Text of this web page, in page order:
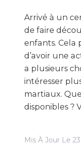
Arrivé à un
de faire
enfants. Cela
d’avoir une
a plusieurs
intéresser
martiaux.
disponibles ?
Mis À Jour Le